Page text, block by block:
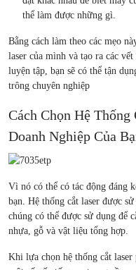
thể làm được những gì.
Bằng cách làm theo các mẹo
laser của mình và tạo ra các
luyện tập, bạn sẽ có thể tận
trông chuyên nghiệp
Cách Chọn Hệ
Doanh Nghiệp Của
Vì nó có thể có tác động đáng
bạn. Hệ thống cắt laser được
chúng có thể được sử dụng để
nhựa, gỗ và vật liệu tổng hợp.
Khi lựa chọn hệ thống cắt laser